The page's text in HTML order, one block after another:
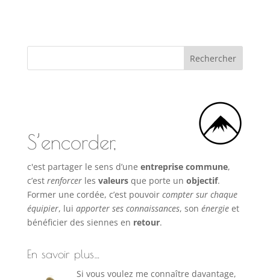
S’encorder,
c'est partager le sens d’une entreprise commune,
c’est renforcerles valeursque porte un objectif.
Former une cordée, c’est pouvoircompter sur chaque
équipier, lui apporter ses connaissances, son énergieet
bénéficier des siennes en retour.
En savoir plus…
Si vous voulez me connaître davantage,